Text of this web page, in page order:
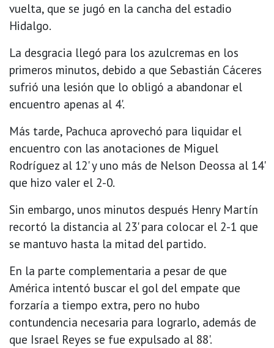
vuelta, que se jugó en la cancha del estadio
Hidalgo.
La desgracia llegó para los azulcremas en los
primeros minutos, debido a que Sebastián Cáceres
sufrió una lesión que lo obligó a abandonar el
encuentro apenas al 4'.
Más tarde, Pachuca aprovechó para liquidar el
encuentro con las anotaciones de Miguel
Rodríguez al 12' y uno más de Nelson Deossa al 14'
que hizo valer el 2-0.
Sin embargo, unos minutos después Henry Martín
recortó la distancia al 23' para colocar el 2-1 que
se mantuvo hasta la mitad del partido.
En la parte complementaria a pesar de que
América intentó buscar el gol del empate que
forzaría a tiempo extra, pero no hubo
contundencia necesaria para lograrlo, además de
que Israel Reyes se fue expulsado al 88'.